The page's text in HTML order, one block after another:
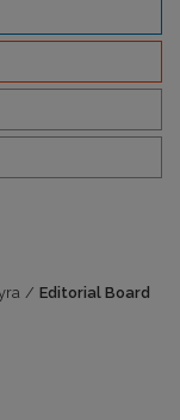
/ Editorial Board